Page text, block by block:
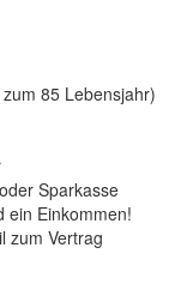
85 Lebensjahr)
Sparkasse
ein Einkommen!
zum Vertrag